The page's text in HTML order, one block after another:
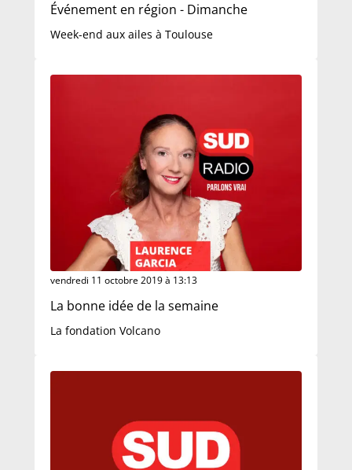
Événement en région - Dimanche
Week-end aux ailes à Toulouse
vendredi 11 octobre 2019 à 13:13
La bonne idée de la semaine
La fondation Volcano